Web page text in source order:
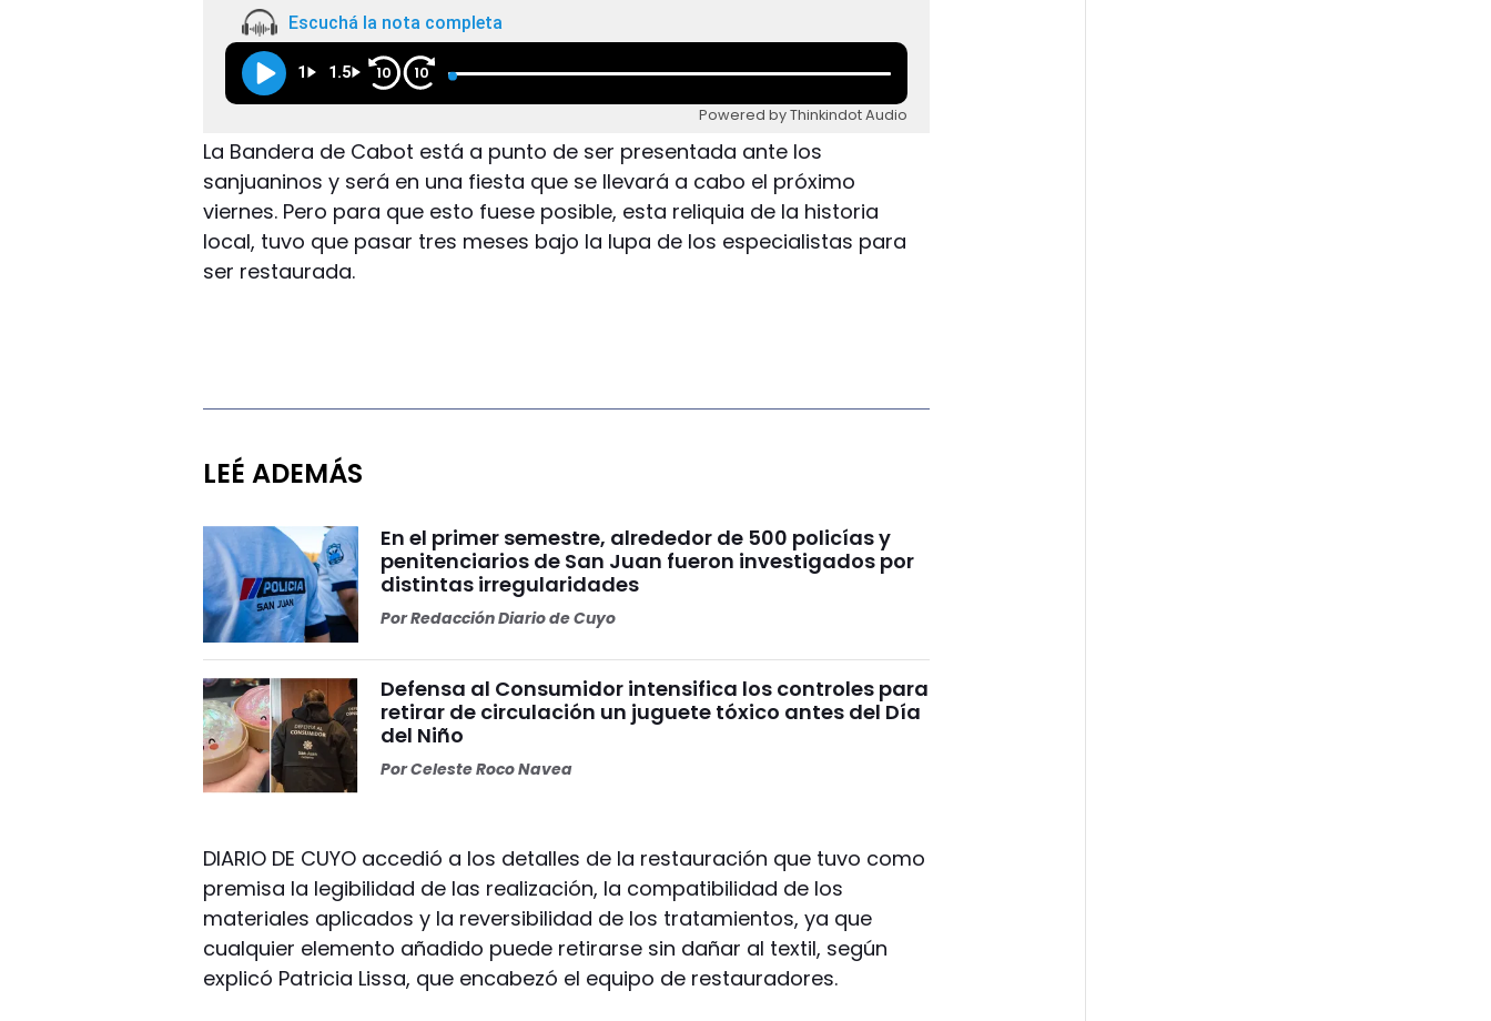
Escuchá la nota completa
1 1.5 10 10
Powered by Thinkindot Audio
La Bandera de Cabot está a punto de ser presentada ante los
sanjuaninos y será en una fiesta que se llevará a cabo el próximo
viernes. Pero para que esto fuese posible, esta reliquia de la historia
local, tuvo que pasar tres meses bajo la lupa de los especialistas para
ser restaurada.
LEÉ ADEMÁS
En el primer semestre, alrededor de 500 policías y
penitenciarios de San Juan fueron investigados por
distintas irregularidades
PorRedacción Diario de Cuyo
Defensa al Consumidor intensifica los controles para
retirar de circulación un juguete tóxico antes del Día
del Niño
PorCeleste Roco Navea
DIARIO DE CUYO accedió a los detalles de la restauración que tuvo como
premisa la legibilidad de las realización, la compatibilidad de los
materiales aplicados y la reversibilidad de los tratamientos, ya que
cualquier elemento añadido puede retirarse sin dañar al textil, según
explicó Patricia Lissa, que encabezó el equipo de restauradores.